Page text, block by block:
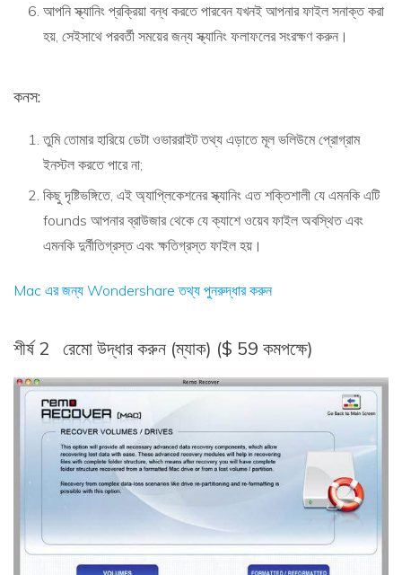
আপনি স্ক্যানিং প্রক্রিয়া বন্ধ করতে পারবেন যখনই আপনার ফাইল সনাক্ত করা
হয়, সেইসাথে পরবর্তী সময়ের জন্য স্ক্যানিং ফলাফলের সংরক্ষণ করুন।
কনস:
তুমি তোমার হারিয়ে ডেটা ওভাররাইট তথ্য এড়াতে মূল ভলিউমে প্রোগ্রাম
ইনস্টল করতে পারে না;
কিছু দৃষ্টিভঙ্গিতে, এই অ্যাপ্লিকেশনের স্ক্যানিং এত শক্তিশালী যে এমনকি এটি
founds আপনার ব্রাউজার থেকে যে ক্যাশে ওয়েব ফাইল অবস্থিত এবং
এমনকি দুর্নীতিগ্রস্ত এবং ক্ষতিগ্রস্ত ফাইল হয়।
Mac এর জন্য Wondershare তথ্য পুনরুদ্ধার করুন
শীর্ষ 2 রেমো উদ্ধার করুন (ম্যাক) ($ 59 কমপক্ষে)